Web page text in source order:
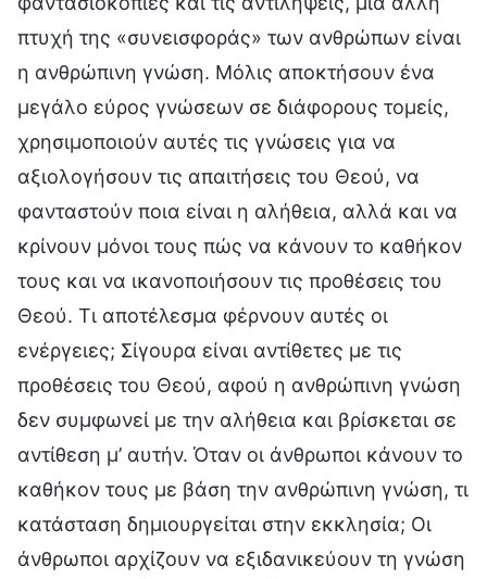
πτυχή της «συνεισφοράς» των ανθρώπων είναι
η ανθρώπινη γνώση. Μόλις αποκτήσουν ένα
μεγάλο εύρος γνώσεων σε διάφορους τομείς,
χρησιμοποιούν αυτές τις γνώσεις για να
αξιολογήσουν τις απαιτήσεις του Θεού, να
φανταστούν ποια είναι η αλήθεια, αλλά και να
κρίνουν μόνοι τους πώς να κάνουν το καθήκον
τους και να ικανοποιήσουν τις προθέσεις του
Θεού. Τι αποτέλεσμα φέρνουν αυτές οι
ενέργειες; Σίγουρα είναι αντίθετες με τις
προθέσεις του Θεού, αφού η ανθρώπινη γνώση
δεν συμφωνεί με την αλήθεια και βρίσκεται σε
αντίθεση μ’ αυτήν. Όταν οι άνθρωποι κάνουν το
καθήκον τους με βάση την ανθρώπινη γνώση, τι
κατάσταση δημιουργείται στην εκκλησία; Οι
άνθρωποι αρχίζουν να εξιδανικεύουν τη γνώση